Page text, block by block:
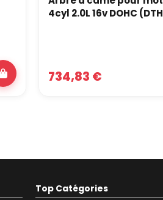
4cyl 2.0L 16v DOHC
734,83 €
Top Catégories